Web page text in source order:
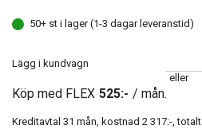
50+ st i lager (1-3 dagar leveranstid)
Lägg i kundvagn
eller
Köp med FLEX 525:- / mån.
Kreditavtal 31 mån, kostnad 2 317:-, totalt